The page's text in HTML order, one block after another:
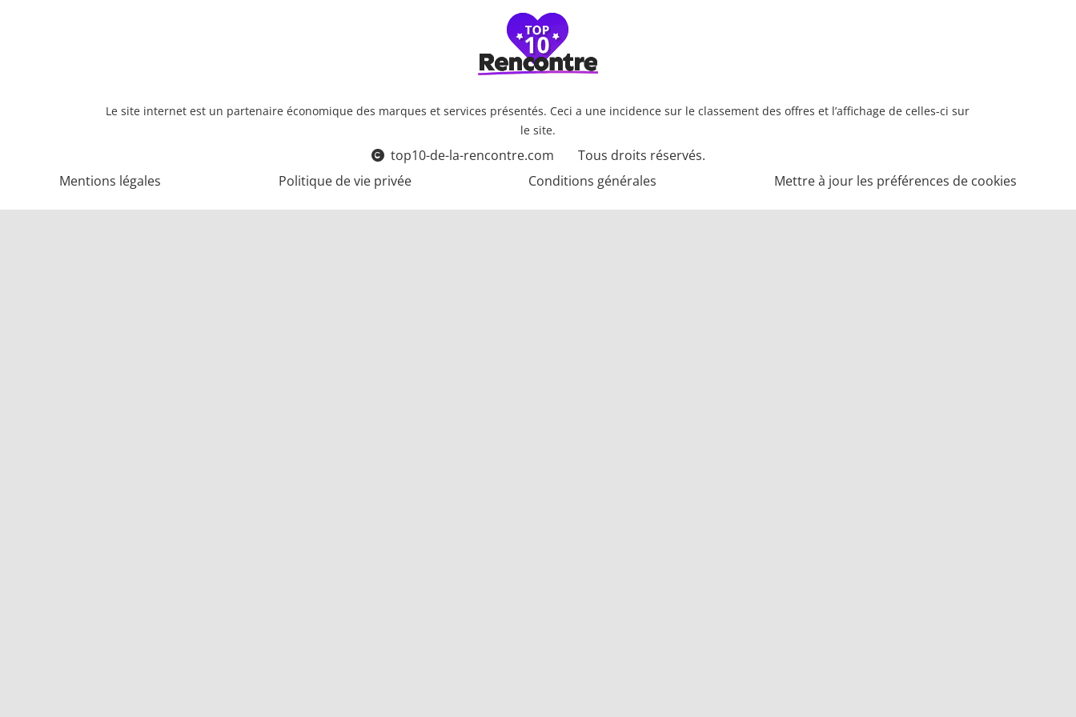
Le site internet est un partenaire économique des marques et services présentés. Ceci a une incidence sur le classement des offres et l’affichage de celles-ci sur
le site.
top10-de-la-rencontre.com
Tous droits réservés.
Mentions légales
Politique de vie privée Conditions générales Mettre à jour les préférences de cookies